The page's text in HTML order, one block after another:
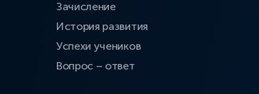
Зачисление
История развития
Успехи учеников
Вопрос – ответ